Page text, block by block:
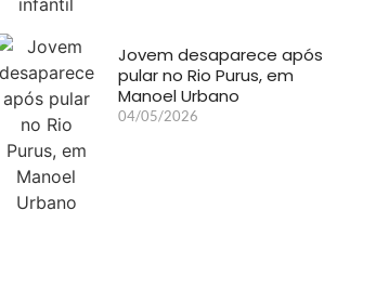
Jovem desaparece após
pular no Rio Purus, em
Manoel Urbano
04/05/2026